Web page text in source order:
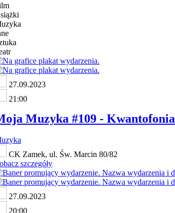
27.09.2023
21:00
Muzyka #109 - Kwantofonia
CK Zamek, ul. Św. Marcin 80/82
szczegóły
27.09.2023
20:00